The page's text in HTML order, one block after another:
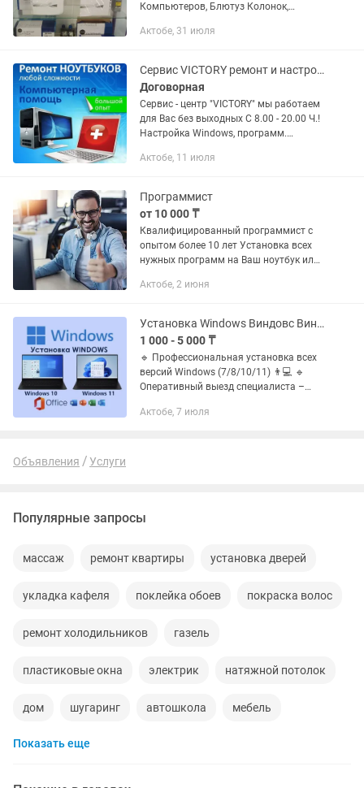
Компьютеров, Блютуз Колонок,
Актобе, 31 июля
Сервис VICTORY ремонт и настройка компьютеров и ноутбуков без выходных
Договорная
Сервис - центр "VICTORY" мы работаем
для Вас без выходных С 8.00 - 20.00 Ч.!
Настройка Windows, программ.
НОУТБУКОВ ВСЕХ МОДЕЛЕЙ. +
работе...
Актобе, 11 июля
Программист
от 10 000 ₸
Квалифицированный программист с
опытом более 10 лет Установка всех
нужных программ на Ваш ноутбук или
программ • Ремонт любой сложности с
Актобе, 2 июня
Установка Windows Виндовс Виндовс Ворд Офис Office Программы Программист ПК
1 000 - 5 000 ₸
🔹 Профессиональная установка всех
версий Windows (7/8/10/11) 👨💻 🔹
Оперативный выезд специалиста –
на все услуги – 1 год 💯 📌 Услуги: ✅
Актобе, 7 июля
Объявления Услуги
Популярные запросы
массаж ремонт квартиры установка дверей
укладка кафеля поклейка обоев покраска волос
ремонт холодильников газель
пластиковые окна электрик натяжной потолок
дом шугаринг автошкола мебель
ремонт телевизоров
Показать еще